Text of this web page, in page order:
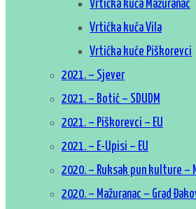
Vrtićka kuća Mažuranac
Vrtićka kuća Vila
Vrtićka kuće Piškorevci
2021. – Sjever
2021. – Botić – SDUDM
2021. – Piškorevci – EU
2021. – E-Upisi – EU
2020. – Ruksak pun kulture –
2020. – Mažuranac – Grad